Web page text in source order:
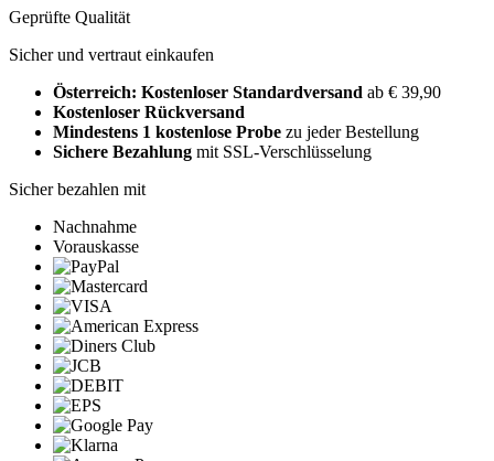
Geprüfte Qualität
Sicher und vertraut einkaufen
Österreich: Kostenloser Standardversand ab € 39,90
Kostenloser Rückversand
Mindestens 1 kostenlose Probe zu jeder Bestellung
Sichere Bezahlung mit SSL-Verschlüsselung
Sicher bezahlen mit
Nachnahme
Vorauskasse